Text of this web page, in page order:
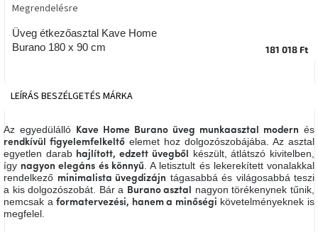
Belső
tavaszi
színekben
asztalon
A
tűz
mellett
ülve
Színes
belső
Üveg étkezőasztal Kave Home
Burano 180 x 90 cm
Megrendelésre
181 018 Ft
LEÍRÁS BESZÉLGETÉS MÁRKA
Az egyedülálló Kave Home Burano üveg munkaasztal modern és
rendkívül figyelemfelkeltő elemet hoz dolgozószobájába. Az asztal
egyetlen darab hajlított, edzett üvegből készült, átlátszó kivitelben,
így nagyon elegáns és könnyű. A letisztult és lekerekített vonalakkal
rendelkező minimalista üvegdizájn tágasabbá és világosabbá teszi
a kis dolgozószobát. Bár a Burano asztal nagyon törékenynek tűnik,
nemcsak aformatervezési, hanem a minőségi követelményeknek is
megfelel.